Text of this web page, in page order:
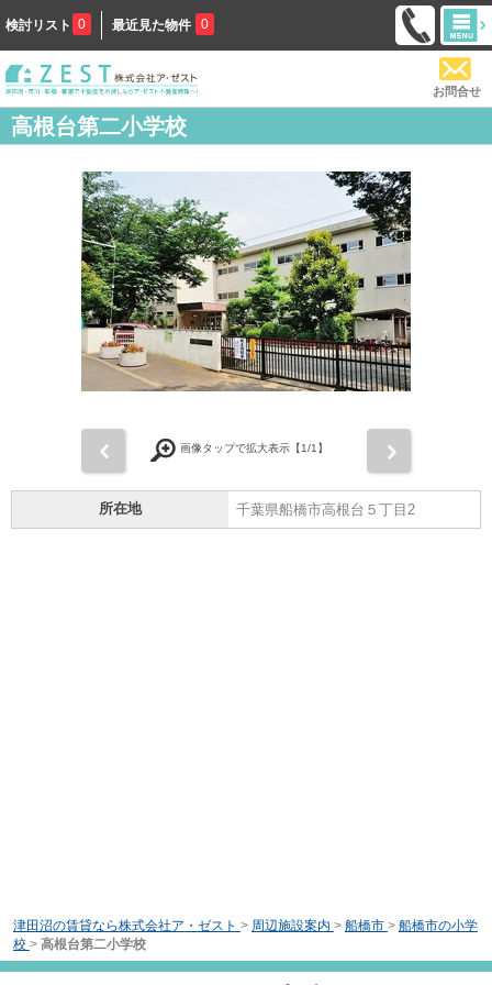
検討リスト 0 最近見た物件 0
お問合せ
高根台第二小学校
画像タップで拡大表示【1/1】
所在地 千葉県船橋市高根台５丁目2
津田沼の賃貸なら株式会社ア・ゼスト > 周辺施設案内 > 船橋市 > 船橋市の小学
校 > 高根台第二小学校